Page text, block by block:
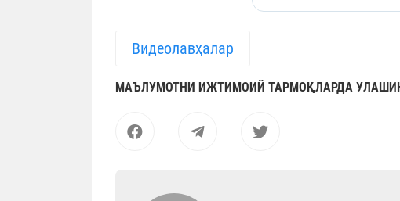
Видеолавҳалар
МАЪЛУМОТНИ ИЖТИМОИЙ ТАРМОҚЛАРДА